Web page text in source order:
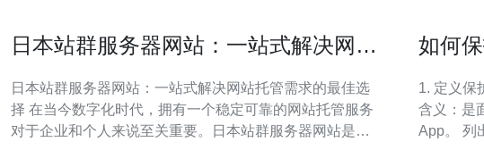
日本站群服务器网站：一站式解决网站
日本站群服务器网站：一站式解决网站托管需求的最佳选
择 在当今数字化时代，拥有一个稳定可靠的网站托管服务
对于企业和个人来说至关重要。日本站群服务器网站是一
如何
1. 定义保
含义：是
App。 列